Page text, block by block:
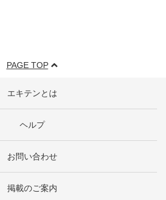
PAGE TOP
エキテンとは
ヘルプ
お問い合わせ
掲載のご案内